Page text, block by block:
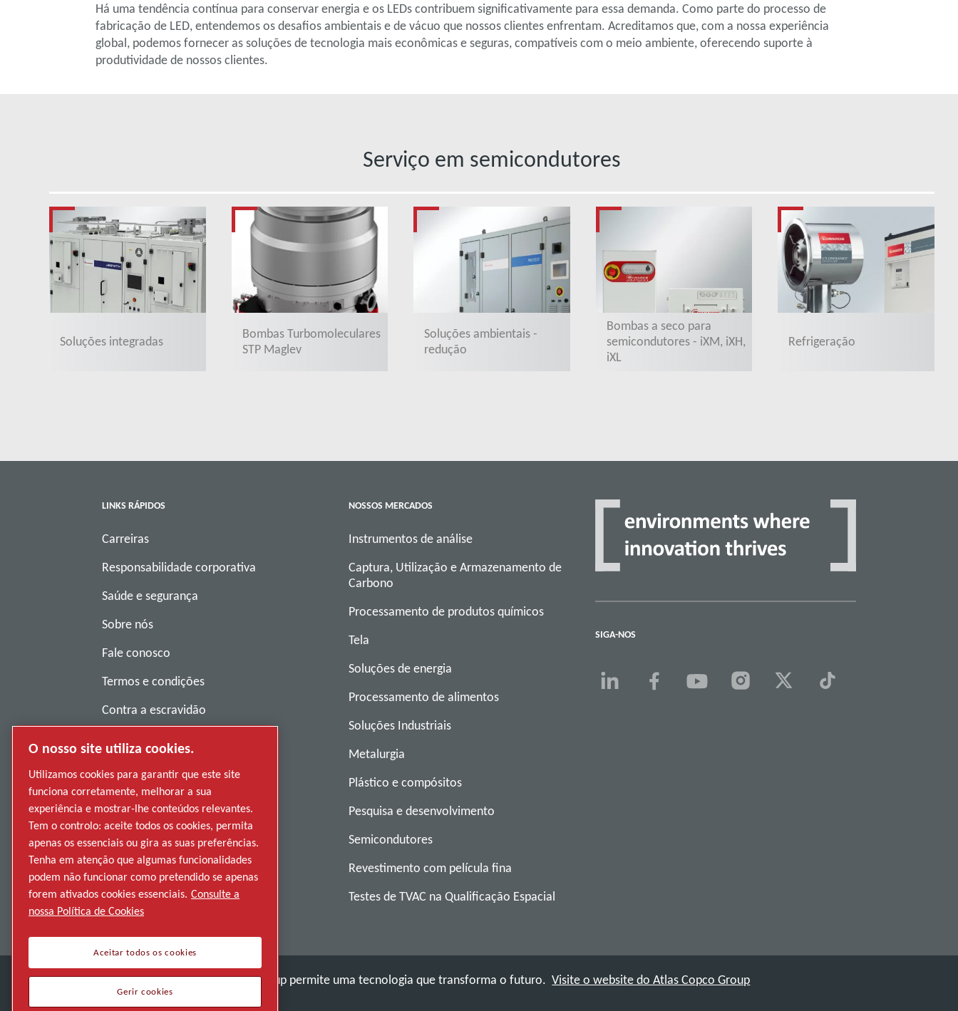
Há uma tendência contínua para conservar energia e os LEDs contribuem significativamente para essa demanda. Como parte do processo de
fabricação de LED, entendemos os desafios ambientais e de vácuo que nossos clientes enfrentam. Acreditamos que, com a nossa experiência
global, podemos fornecer as soluções de tecnologia mais econômicas e seguras, compatíveis com o meio ambiente, oferecendo suporte à
produtividade de nossos clientes.
Serviço em semicondutores
Soluções integradas
Bombas Turbomoleculares
STP Maglev
Soluções ambientais -
redução
Bombas a seco para
semicondutores - iXM, iXH,
iXL
Refrigeração
LINKS RÁPIDOS
Carreiras
Responsabilidade corporativa
Saúde e segurança
Sobre nós
Fale conosco
Termos e condições
Contra a escravidão
Denunciar má conduta
Fornecedores
Acessibilidade
NOSSOS MERCADOS
Instrumentos de análise
Captura, Utilização e Armazenamento de
Carbono
Processamento de produtos químicos
Tela
Soluções de energia
Processamento de alimentos
Soluções Industriais
Metalurgia
Plástico e compósitos
Pesquisa e desenvolvimento
Semicondutores
Revestimento com película fina
Testes de TVAC na Qualificação Espacial
SIGA-NOS
Descubra como o Atlas Copco Group permite uma tecnologia que transforma o futuro. Visite o website do Atlas Copco Group
O nosso site utiliza cookies.
Utilizamos cookies para garantir que este site
funciona corretamente, melhorar a sua
experiência e mostrar-lhe conteúdos relevantes.
Tem o controlo: aceite todos os cookies, permita
apenas os essenciais ou gira as suas preferências.
Tenha em atenção que algumas funcionalidades
podem não funcionar como pretendido se apenas
forem ativados cookies essenciais. Consulte a
nossa Política de Cookies
Aceitar todos os cookies
Gerir cookies